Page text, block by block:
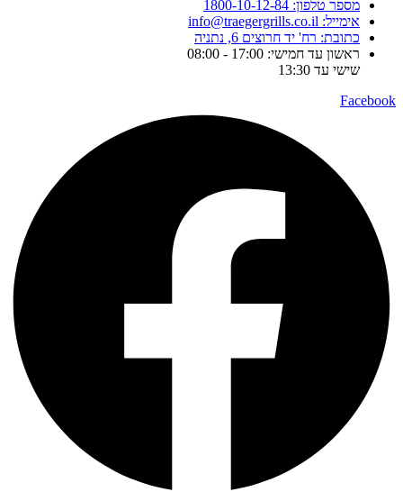
מספר טלפון: 1800-10-12-84
אימייל: info@traegergrills.co.il
כתובת: רח' יד חרוצים 6, נתניה
ראשון עד חמישי: 17:00 - 08:00
שישי עד 13:30
Facebook